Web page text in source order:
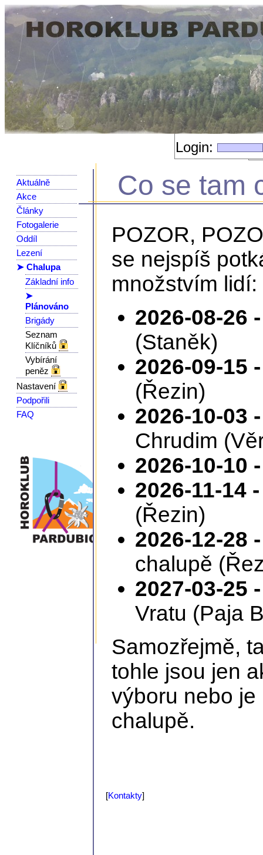
Login:
Aktuálně
Akce
Články
Fotogalerie
Oddíl
Lezení
➤ Chalupa
Základní info
➤
Plánováno
Brigády
Seznam
Klíčníků
Vybírání
peněz
Nastavení
Podpořili
FAQ
Co se tam
POZOR,
se nejspíš
množstvím lidí:
2026-08-26
(Staněk)
2026-09-15
(Řezin)
2026-10-03
Chrudim
2026-10-10
2026-11-14
(Řezin)
2026-12-28
chalupě
2027-03-25
Vratu (Paja
Samozřejmě,
tohle jsou jen
výboru nebo
chalupě.
[Kontakty]